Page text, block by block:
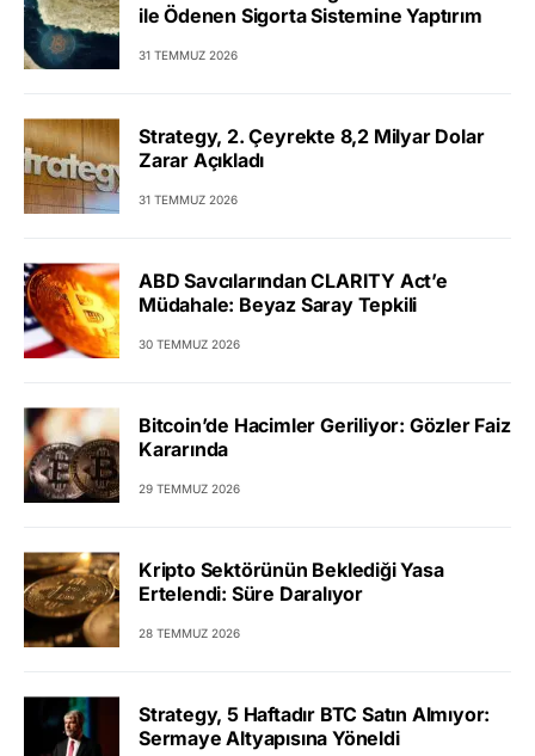
ile Ödenen Sigorta Sistemine Yaptırım
31 TEMMUZ 2026
Strategy, 2. Çeyrekte 8,2 Milyar Dolar
Zarar Açıkladı
31 TEMMUZ 2026
ABD Savcılarından CLARITY Act’e
Müdahale: Beyaz Saray Tepkili
30 TEMMUZ 2026
Bitcoin’de Hacimler Geriliyor: Gözler Faiz
Kararında
29 TEMMUZ 2026
Kripto Sektörünün Beklediği Yasa
Ertelendi: Süre Daralıyor
28 TEMMUZ 2026
Strategy, 5 Haftadır BTC Satın Almıyor:
Sermaye Altyapısına Yöneldi